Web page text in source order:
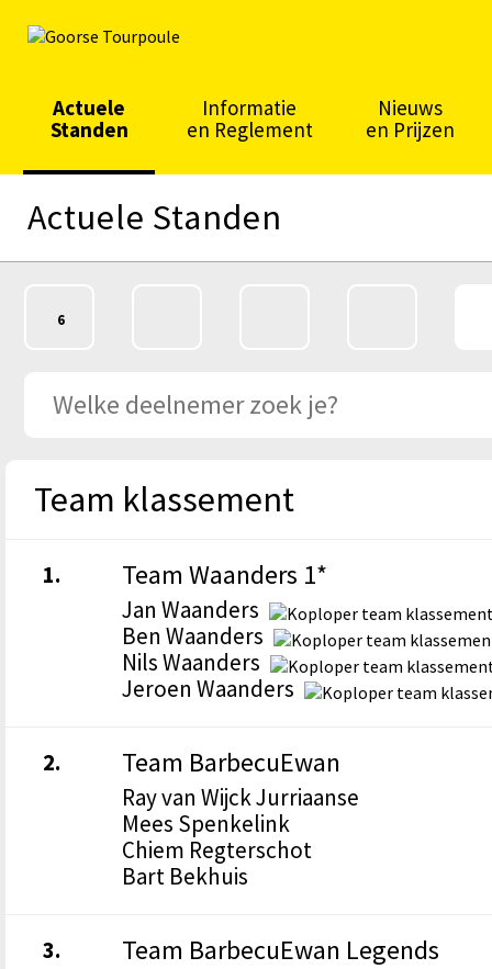
Actuele
Standen
Informatie
en Reglement
Nieuws
en Prijzen
Actuele Standen
6
Team klassement
1. Team Waanders 1*
Jan Waanders
Ben Waanders
Nils Waanders
Jeroen Waanders
2. Team BarbecuEwan
Ray van Wijck Jurriaanse
Mees Spenkelink
Chiem Regterschot
Bart Bekhuis
3. Team BarbecuEwan Legends